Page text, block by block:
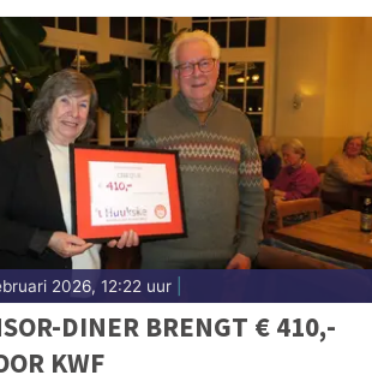
2026, 12:22 uur
DINER BRENGT € 410,-
KWF